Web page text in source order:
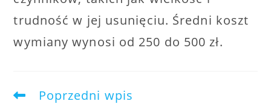
trudność w jej usunięciu. Średni koszt
wymiany wynosi od 250 do 500 zł.
artykułyPoprzedni wpis